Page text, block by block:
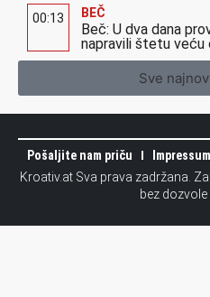
00:13 BEČ
Beč: U dva dana
napravili štetu veću
Sve
Pošaljite nam priču Impressum
Kroativ.at Sva prava zadržana.
bez dozvole